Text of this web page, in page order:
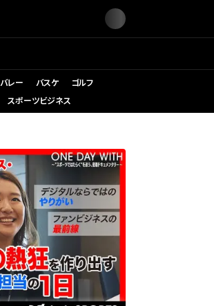
バレー バスケ
ゴルフ
スポーツビジネス